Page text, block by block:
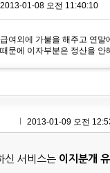
2013-01-08 오전 11:40:10
여외에 가불을 해주고 연
문에 이자부분은 정산을 안
2013-01-09 오전
신 서비스는 이지분개